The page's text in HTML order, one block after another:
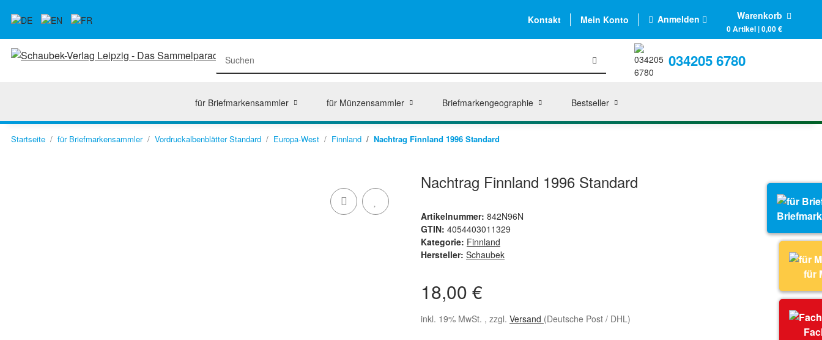
Kontakt Mein Konto Anmelden Warenkorb
0 Artikel | 0,00 €
034205 6780
für Briefmarkensammler für Münzensammler Briefmarkengeographie Bestseller
Startseite für Briefmarkensammler Vordruckalbenblätter Standard Europa-West Finnland Nachtrag Finnland 1996 Standard
Nachtrag Finnland 1996 Standard
Artikelnummer: 842N96N
GTIN: 4054403011329
Kategorie: Finnland
Hersteller: Schaubek
18,00 €
inkl. 19% MwSt. , zzgl. Versand (Deutsche Post / DHL)
für